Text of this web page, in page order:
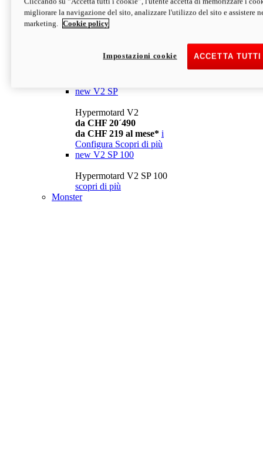
da CHF 13´990
Configura Scopri di più
newV2
da CHF 15´990
new V2 SP
Hypermotard V2
da CHF 20´490
da CHF 219 al mese* i
Configura Scopri di più
new V2 SP 100
Hypermotard V2 SP 100
scopri di più
Monster
migliorare la navigazione del sito, analizzare l'utilizzo del sito e assistere
marketing.
Cookie policy
ACCETTA
Impostazioni cookie